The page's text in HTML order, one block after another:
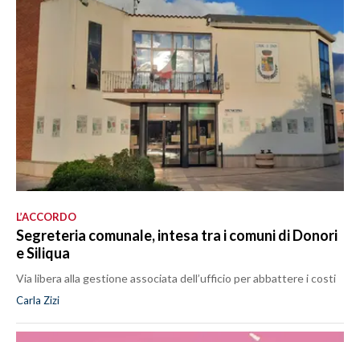
L’ACCORDO
Segreteria comunale, intesa tra i comuni di Donori
e Siliqua
Via libera alla gestione associata dell’ufficio per abbattere i costi
Carla Zizi